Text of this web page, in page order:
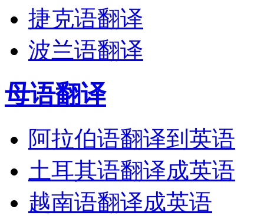
捷克语翻译
波兰语翻译
母语翻译
阿拉伯语翻译到英语
土耳其语翻译成英语
越南语翻译成英语